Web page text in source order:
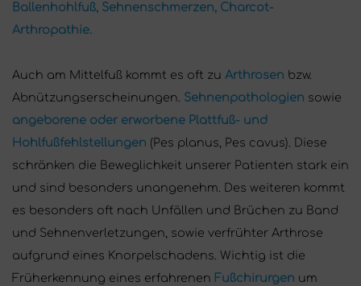
Ballenhohlfuß, Sehnenschmerzen, Charcot-
Arthropathie.
Auch am Mittelfuß kommt es oft zu Arthrosen bzw.
Abnützungserscheinungen. Sehnenpathologien sowie
angeborene oder erworbene Plattfuß- und
Hohlfußfehlstellungen (Pes planus, Pes cavus). Diese
schränken die Beweglichkeit unserer Patienten stark ein
und sind besonders unangenehm. Des weiteren kommt
es besonders oft nach Unfällen und Brüchen zu Band
und Sehnenverletzungen, sowie verfrühter Arthrose
aufgrund eines Knorpelschadens. Wichtig ist die
Früherkennung eines erfahrenen Fußchirurgen um